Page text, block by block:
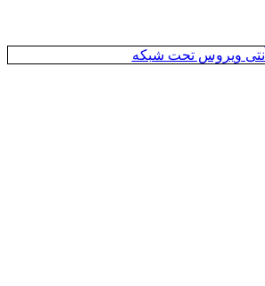
آنتی ویروس تحت شبکه